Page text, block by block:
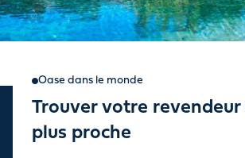
Oase dans le monde
Trouver votre revendeur
plus proche
Abonnez-vous à